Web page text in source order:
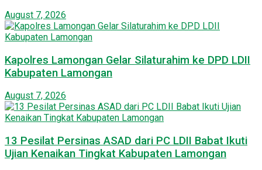
August 7, 2026
Kapolres Lamongan Gelar Silaturahim ke DPD LDII
Kabupaten Lamongan
August 7, 2026
13 Pesilat Persinas ASAD dari PC LDII Babat Ikuti
Ujian Kenaikan Tingkat Kabupaten Lamongan